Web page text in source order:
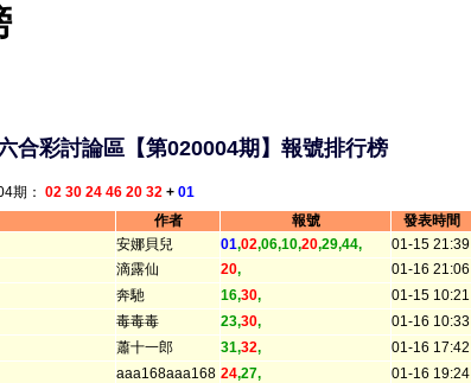
合彩討論區【第020004期】報號排行榜
期： 02 30 24 46 20 32 + 01
作者 報號 發表時間
安娜貝兒 01,02,06,10,20,29,44, 01-15 21:39
滴露仙 20, 01-16 21:06
奔馳 16,30, 01-15 10:21
毒毒毒 23,30, 01-16 10:33
蕭十一郎 31,32, 01-16 17:42
aaa168aaa168 24,27, 01-16 19:24